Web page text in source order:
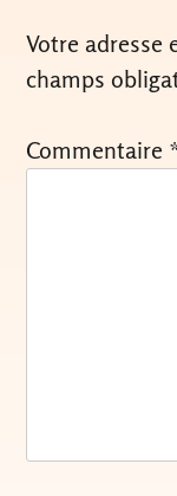
Votre adresse
champs
Commentaire